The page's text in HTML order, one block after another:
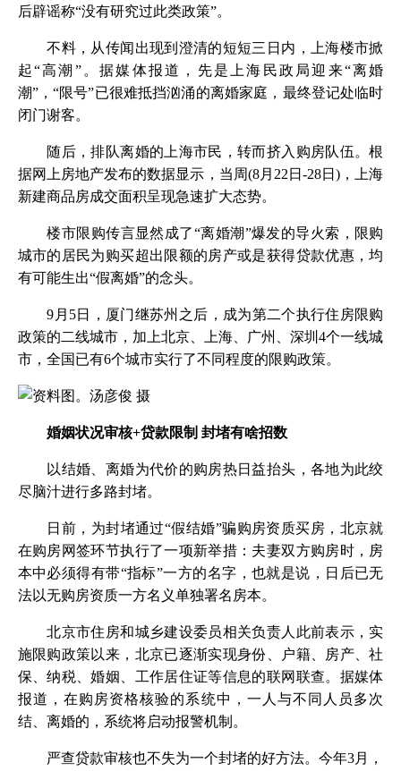
后辟谣称“没有研究过此类政策”。
不料，从传闻出现到澄清的短短三日内，上海楼市掀
起“高潮 ”。据媒体报道，先是上海民政局迎来“离婚
潮”，“限号”已很难抵挡汹涌的离婚家庭，最终登记处临时
闭门谢客。
随后，排队离婚的上海市民，转而挤入购房队伍。根
据网上房地产发布的数据显示，当周(8月22日-28日)，上海
新建商品房成交面积呈现急速扩大态势。
楼市限购传言显然成了“离婚潮”爆发的导火索，限购
城市的居民为购买超出限额的房产或是获得贷款优惠，均
有可能生出“假离婚”的念头。
9月5日，厦门继苏州之后，成为第二个执行住房限购
政策的二线城市，加上北京、上海、广州、深圳4个一线城
市，全国已有6个城市实行了不同程度的限购政策。
婚姻状况审核+贷款限制 封堵有啥招数
以结婚、离婚为代价的购房热日益抬头，各地为此绞
尽脑汁进行多路封堵。
日前，为封堵通过“假结婚”骗购房资质买房，北京就
在购房网签环节执行了一项新举措：夫妻双方购房时，房
本中必须得有带“指标”一方的名字，也就是说，日后已无
法以无购房资质一方名义单独署名房本。
北京市住房和城乡建设委员相关负责人此前表示，实
施限购政策以来，北京已逐渐实现身份、户籍、房产、社
保、纳税、婚姻、工作居住证等信息的联网联查。据媒体
报道，在购房资格核验的系统中，一人与不同人员多次
结、离婚的，系统将启动报警机制。
严查贷款审核也不失为一个封堵的好方法。今年3月，